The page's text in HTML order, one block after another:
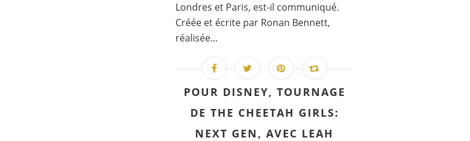
Londres et Paris, est-il communiqué.
Créée et écrite par Ronan Bennett,
réalisée...
POUR DISNEY, TOURNAGE
DE THE CHEETAH GIRLS:
NEXT GEN, AVEC LEAH